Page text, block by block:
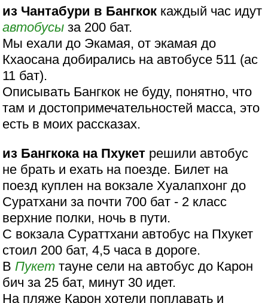
из Чантабури в Бангкок каждый час идут
автобусы за 200 бат.
Мы ехали до Экамая, от экамая до
Кхаосана добирались на автобусе 511 (ас
11 бат).
Описывать Бангкок не буду, понятно, что
там и достопримечательностей масса, это
есть в моих рассказах.
из Бангкока на Пхукет решили автобус
не брать и ехать на поезде. Билет на
поезд куплен на вокзале Хуалапхонг до
Суратхани за почти 700 бат - 2 класс
верхние полки, ночь в пути.
С вокзала Сураттхани автобус на Пхукет
стоил 200 бат, 4,5 часа в дороге.
ВПукет тауне сели на автобус до Карон
бич за 25 бат, минут 30 идет.
На пляже Карон хотели поплавать и